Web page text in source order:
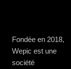
Fondée en 2018,
Wepic est une
société